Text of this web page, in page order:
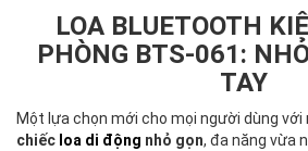
LOA BLUETOOTH
PHÒNG BTS-061:
TAY
Một lựa chọn mới cho mọi người dùng
chiếc loa di động nhỏ gọn, đa năng vừa